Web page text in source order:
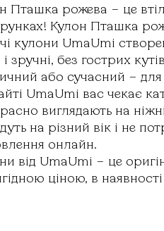
Пташка рожева – це
Кулон Пташка
кулони UmaUmi
і зручні, без гострих
або сучасний –
UmaUmi вас чекає
виглядають на
на різний вік і не
онлайн.
від UmaUmi – це
ціною, в